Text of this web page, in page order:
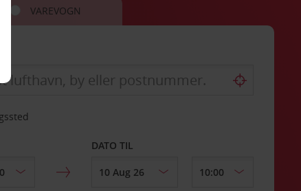
VAREVOGN
DATO TIL